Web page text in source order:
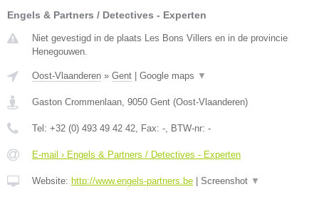
Engels & Partners / Detectives - Experten
Niet gevestigd in de plaats Les Bons Villers en in de provincie
Henegouwen.
Oost-Vlaanderen » Gent Google maps ▼
Gaston Crommenlaan, 9050 Gent (Oost-Vlaanderen)
Tel: +32 (0) 493 49 42 42, Fax: -, BTW-nr: -
E-mail › Engels & Partners / Detectives - Experten
Website: http://www.engels-partners.be Screenshot ▼